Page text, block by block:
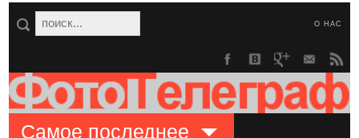
О НАС
Самое последнее